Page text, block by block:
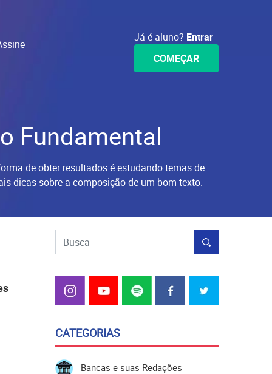
Já é aluno? Entrar
COMEÇAR
Fundamental
de obter resultados é estudando temas de
dicas sobre a composição de um bom texto.
CATEGORIAS
Bancas e suas Redações